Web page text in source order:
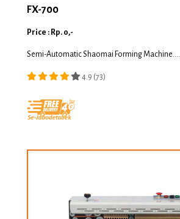
FX-700
Price : Rp. 0,-
Semi-Automatic Shaomai Forming Machine....
4.9 (73)